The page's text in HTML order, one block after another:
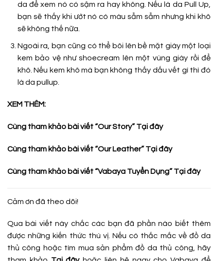
da để xem nó có sậm ra hay không. Nếu là da Pull Up,
bạn sẽ thấy khi ướt nó có màu sẫm sẫm nhưng khi khô
sẽ không thế nữa.
Ngoài ra, bạn cũng có thể bôi lên bề mặt giày một loại
kem bảo vệ như shoecream lên một vùng giày rồi để
khô. Nếu kem khô mà bạn không thấy dấu vết gì thì đó
là da pullup.
XEM THÊM:
Cùng tham khảo bài viết “Our Story” Tại đây
Cùng tham khảo bài viết “Our Leather” Tại đây
Cùng tham khảo bài viết “Vabaya Tuyển Dụng” Tại đây
Cảm ơn đã theo dõi!
Qua bài viết này chắc các bạn đã phần nào biết thêm
được những kiến thức thú vị. Nếu có thắc mắc về đồ da
thủ công hoặc tìm mua sản phẩm đồ da thủ công, hãy